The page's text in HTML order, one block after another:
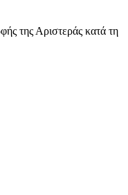
της Αριστεράς κατά τη